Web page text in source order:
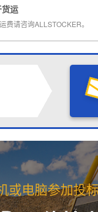
运
费请咨询ALLSTOCKER。
或电脑参加投